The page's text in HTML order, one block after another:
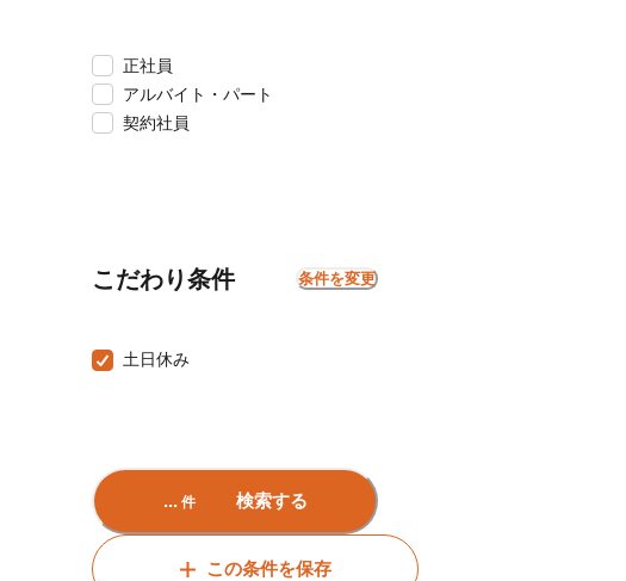
正社員
アルバイト・パート
契約社員
こだわり条件 条件を変更
土日休み
... 件 検索する
この条件を保存